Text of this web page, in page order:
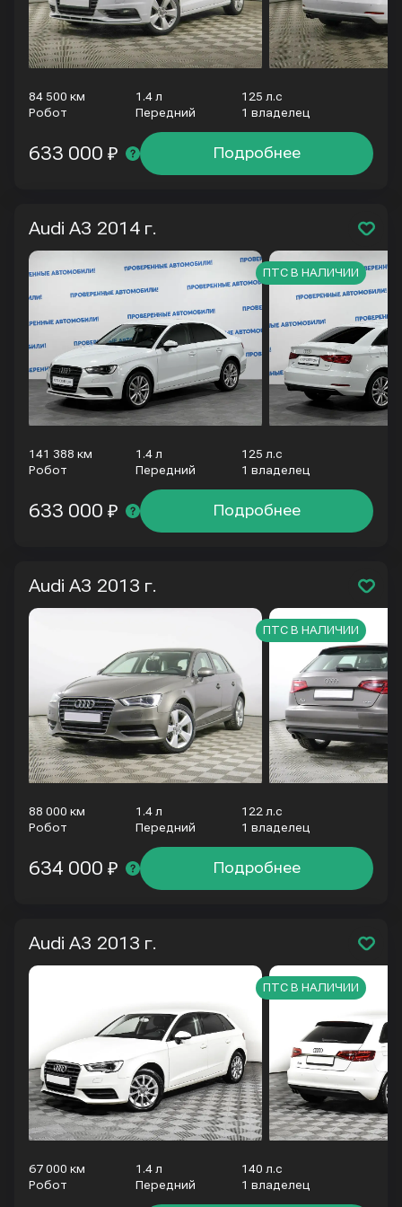
84 500 км 1.4 л
125 л.с
Робот
Передний 1 владелец
Подробнее
633 000 ₽
Audi A3 2014 г.
141 388 км 1.4 л
125 л.с
Робот
Передний 1 владелец
ПТС В НАЛИЧИИ
Подробнее
633 000 ₽
Audi A3 2013 г.
88 000 км 1.4 л
122 л.с
Робот
Передний 1 владелец
ПТС В НАЛИЧИИ
Подробнее
634 000 ₽
Audi A3 2013 г.
67 000 км 1.4 л
140 л.с
Робот
Передний 1 владелец
ПТС В НАЛИЧИИ